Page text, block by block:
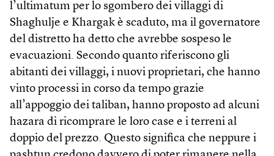
l’ultimatum per lo sgombero dei villaggi di
Shaghulje e Khargak è scaduto, ma il governatore
del distretto ha detto che avrebbe sospeso le
evacuazioni. Secondo quanto riferiscono gli
abitanti dei villaggi, i nuovi proprietari, che hanno
vinto processi in corso da tempo grazie
all’appoggio dei taliban, hanno proposto ad alcuni
hazara di ricomprare le loro case e i terreni al
doppio del prezzo. Questo significa che neppure i